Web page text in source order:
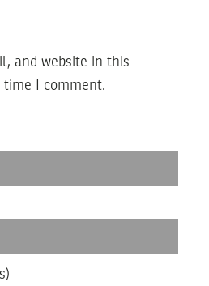
and website in this
I comment.